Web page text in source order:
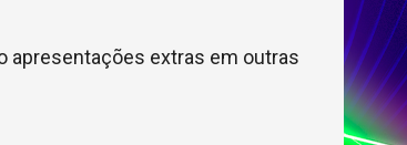
apresentações extras em outras